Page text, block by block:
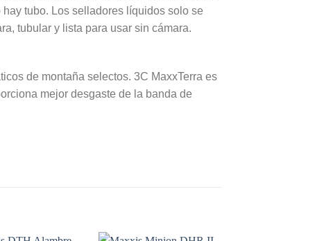
tubo. Los selladores líquidos solo se
tubular y lista para usar sin cámara.
de montaña selectos. 3C MaxxTerra es
mejor desgaste de la banda de